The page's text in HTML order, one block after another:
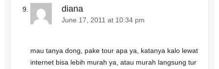
diana
June 17, 2011 at 10:34 pm
mau tanya dong, pake tour apa ya, katanya kalo lewat
internet bisa lebih murah ya, atau murah langsung tur